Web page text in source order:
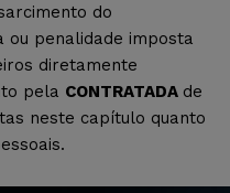
do
ou penalidade imposta
diretamente
pela CONTRATADA de
neste capítulo quanto